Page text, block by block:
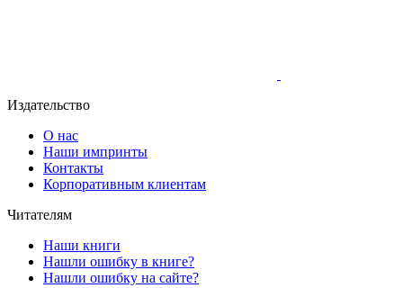
Издательство
О нас
Наши импринты
Контакты
Корпоративным клиентам
Читателям
Наши книги
Нашли ошибку в книге?
Нашли ошибку на сайте?